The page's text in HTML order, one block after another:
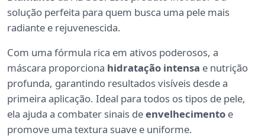
solução perfeita para quem busca uma pele mais
radiante e rejuvenescida.
Com uma fórmula rica em ativos poderosos, a
máscara proporciona hidratação intensa e nutrição
profunda, garantindo resultados visíveis desde a
primeira aplicação. Ideal para todos os tipos de pele,
ela ajuda a combater sinais deenvelhecimento e
promove uma textura suave e uniforme.